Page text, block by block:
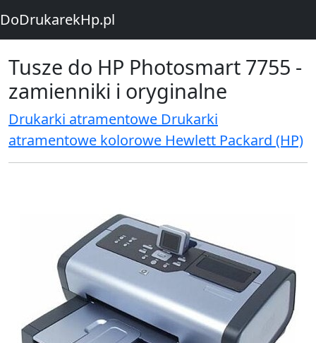
DoDrukarekHp.pl
Tusze do HP Photosmart 7755 -
zamienniki i oryginalne
Drukarki atramentowe Drukarki
atramentowe kolorowe Hewlett Packard (HP)